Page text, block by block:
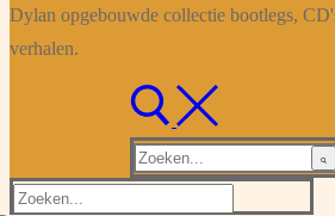
Dylan opgebouwde collectie bootlegs,
verhalen.
Zoeken
naar:
Zoeken